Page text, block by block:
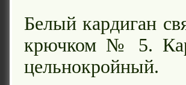
Белый кардиган
крючком № 5.
цельнокройный.